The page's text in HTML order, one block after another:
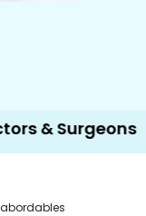
14+